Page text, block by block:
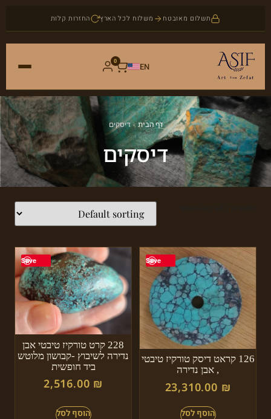
תשלום מאובטח משלוח לכל הארץ החזרות קלות
EN
0
ראשי
חנות
אמנות
אבני חן
אודות
דף הבית»דיסקים
דיסקים
Save
126 קראט דיסק טורקיז טיבטי
, אבן נדירה
23,310.00 ₪
Save
228 קרט טורקיז טיבטי אבן
נדירה לשיבוץ -קבושון מלוטש
ביד חופשית
2,516.00 ₪